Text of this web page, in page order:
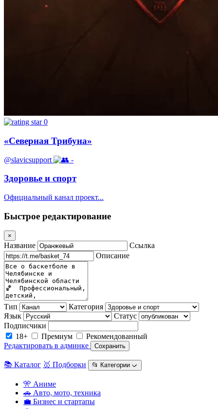
0
«Северная Трибуна»
@slavicsupport -
Здоровье и спорт
Официальный канал проект...
Быстрое редактирование
×
Название
Ссылка
Описание
Тип
Категория
Язык
Статус
Подписчики
18+
Премиум
Рекомендованный
Редактировать в админке
Сохранить
📚 Каталог 🥇 Подборки 📂 Категории ᨆ
🎌 Аниме
🚗 Авто, мото, техника
💼 Бизнес и стартапы